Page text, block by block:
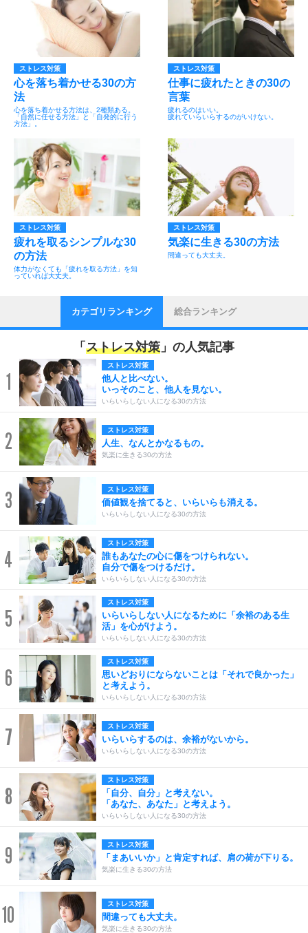
ストレス対策
心を落ち着かせる30の方
法
心を落ち着かせる方法は、2種類ある。
「自然に任せる方法」と「自発的に行う
方法」。
ストレス対策
仕事に疲れたときの30の
言葉
疲れるのはいい。
疲れていらいらするのがいけない。
ストレス対策
疲れを取るシンプルな30
の方法
体力がなくても「疲れを取る方法」を知
っていれば大丈夫。
ストレス対策
気楽に生きる30の方法
間違っても大丈夫。
カテゴリランキング 総合ランキング
「 ストレス対策 」の人気記事
1
ストレス対策
他人と比べない。
いっそのこと、他人を見ない。
いらいらしない人になる30の方法
2 ストレス対策
人生、なんとかなるもの。
気楽に生きる30の方法
3 ストレス対策
価値観を捨てると、いらいらも消える。
いらいらしない人になる30の方法
4
ストレス対策
誰もあなたの心に傷をつけられない。
自分で傷をつけるだけ。
いらいらしない人になる30の方法
5
ストレス対策
いらいらしない人になるために「余裕のある生
活」を心がけよう。
いらいらしない人になる30の方法
6
ストレス対策
思いどおりにならないことは「それで良かった」
と考えよう。
いらいらしない人になる30の方法
7 ストレス対策
いらいらするのは、余裕がないから。
いらいらしない人になる30の方法
8
ストレス対策
「自分、自分」と考えない。
「あなた、あなた」と考えよう。
いらいらしない人になる30の方法
9 ストレス対策
「まあいいか」と肯定すれば、肩の荷が下りる。
気楽に生きる30の方法
10 ストレス対策
間違っても大丈夫。
気楽に生きる30の方法